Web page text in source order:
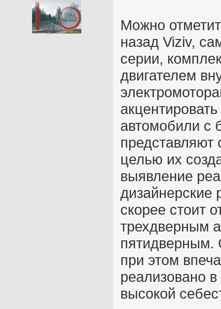
Можно
назад Viziv,
серии,
двигателем
автомобили с
представляют
целью их
выявление
дизайнерские
скорее стоит
трехдверным
пятидверным.
при этом
реализовано
высокой